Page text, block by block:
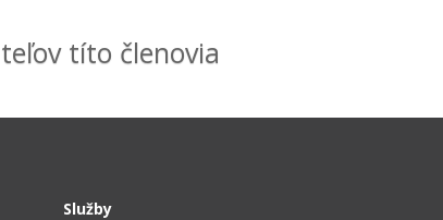
títo členovia
Služby